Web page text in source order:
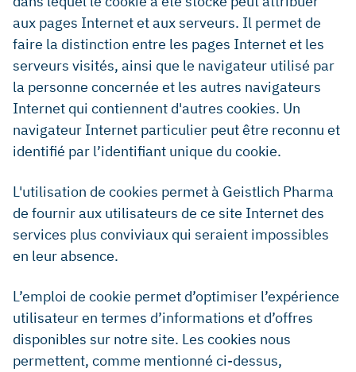
aux pages Internet et aux serveurs. Il permet de
faire la distinction entre les pages Internet et les
serveurs visités, ainsi que le navigateur utilisé par
la personne concernée et les autres navigateurs
Internet qui contiennent d'autres cookies. Un
navigateur Internet particulier peut être reconnu et
identifié par l’identifiant unique du cookie.
L'utilisation de cookies permet à Geistlich Pharma
de fournir aux utilisateurs de ce site Internet des
services plus conviviaux qui seraient impossibles
en leur absence.
L’emploi de cookie permet d’optimiser l’expérience
utilisateur en termes d’informations et d’offres
disponibles sur notre site. Les cookies nous
permettent, comme mentionné ci-dessus,